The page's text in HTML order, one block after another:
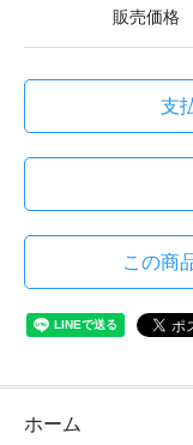
販売価格
支
この商
ホーム